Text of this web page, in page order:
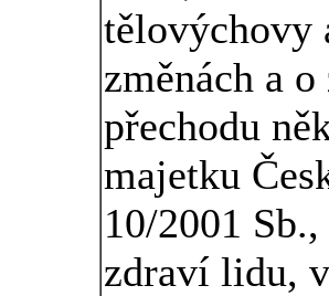
tělovýchovy
změnách a
přechodu
majetku
10/2001
zdraví lidu,